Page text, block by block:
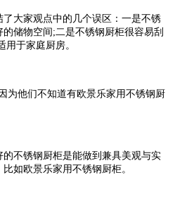
大家观点中的几个误区：一是不锈
储物空间;二是不锈钢厨柜很容易刮
于家庭厨房。
他们不知道有欧景乐家用不锈钢厨
不锈钢厨柜是能做到兼具美观与实
如欧景乐家用不锈钢厨柜。